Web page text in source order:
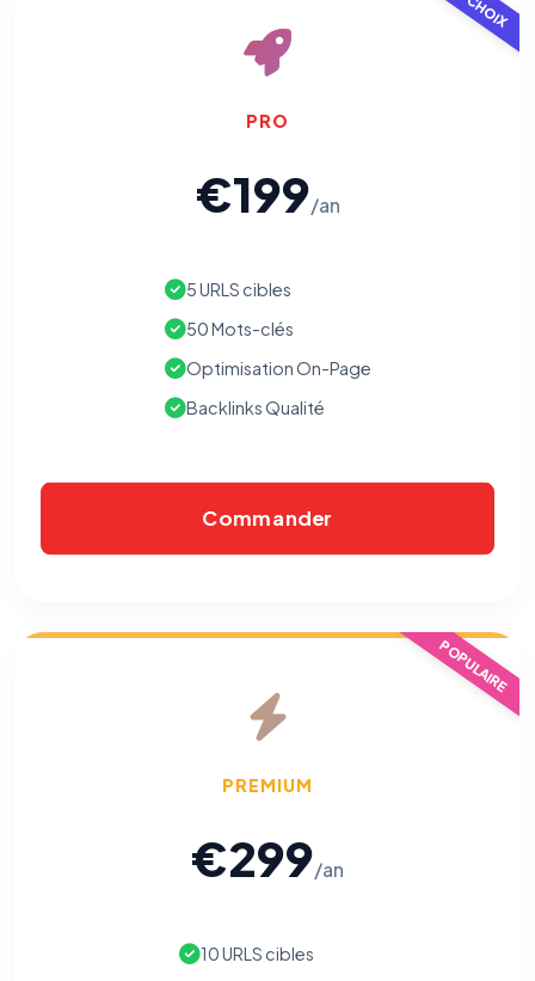
PRO
€199/an
5 URLS cibles
50 Mots-clés
Optimisation On-Page
Backlinks Qualité
Commander
POPULAIRE
PREMIUM
€299/an
10 URLS cibles